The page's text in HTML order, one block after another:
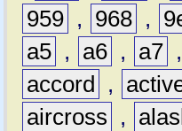
959 , 968 ,
a5 , a6 , a7 ,
accord
,
aircross
,